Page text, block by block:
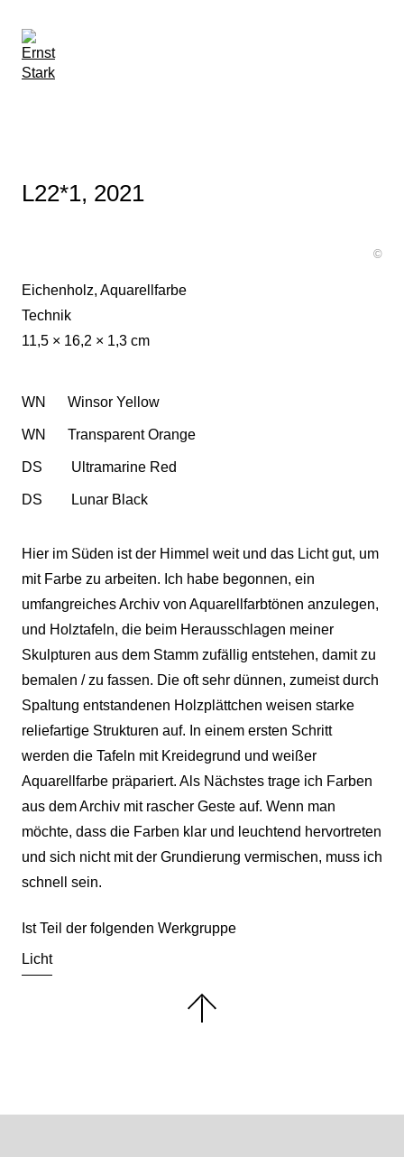
L22*1, 2021
©
Eichenholz, Aquarellfarbe
Technik
11,5 × 16,2 × 1,3 cm
WN Winsor Yellow
WN Transparent Orange
DS Ultramarine Red
DS Lunar Black
Hier im Süden ist der Himmel weit und das Licht gut, um
mit Farbe zu arbeiten. Ich habe begonnen, ein
umfangreiches Archiv von Aquarellfarbtönen anzulegen,
und Holztafeln, die beim Herausschlagen meiner
Skulpturen aus dem Stamm zufällig entstehen, damit zu
bemalen / zu fassen. Die oft sehr dünnen, zumeist durch
Spaltung entstandenen Holzplättchen weisen starke
reliefartige Strukturen auf. In einem ersten Schritt
werden die Tafeln mit Kreidegrund und weißer
Aquarellfarbe präpariert. Als Nächstes trage ich Farben
aus dem Archiv mit rascher Geste auf. Wenn man
möchte, dass die Farben klar und leuchtend hervortreten
und sich nicht mit der Grundierung vermischen, muss ich
schnell sein.
Ist Teil der folgenden Werkgruppe
Licht